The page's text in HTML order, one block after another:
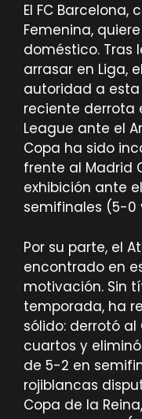
El FC Barcelona,
Femenina,
doméstico. Tras
arrasar en Liga,
autoridad a
reciente derrota
League ante el
Copa ha sido
frente al Madrid
exhibición ante
semifinales (5-0
Por su parte, el
encontrado en
motivación. Sin
temporada, ha
sólido: derrotó
cuartos y
de 5-2 en
rojiblancas
Copa de la